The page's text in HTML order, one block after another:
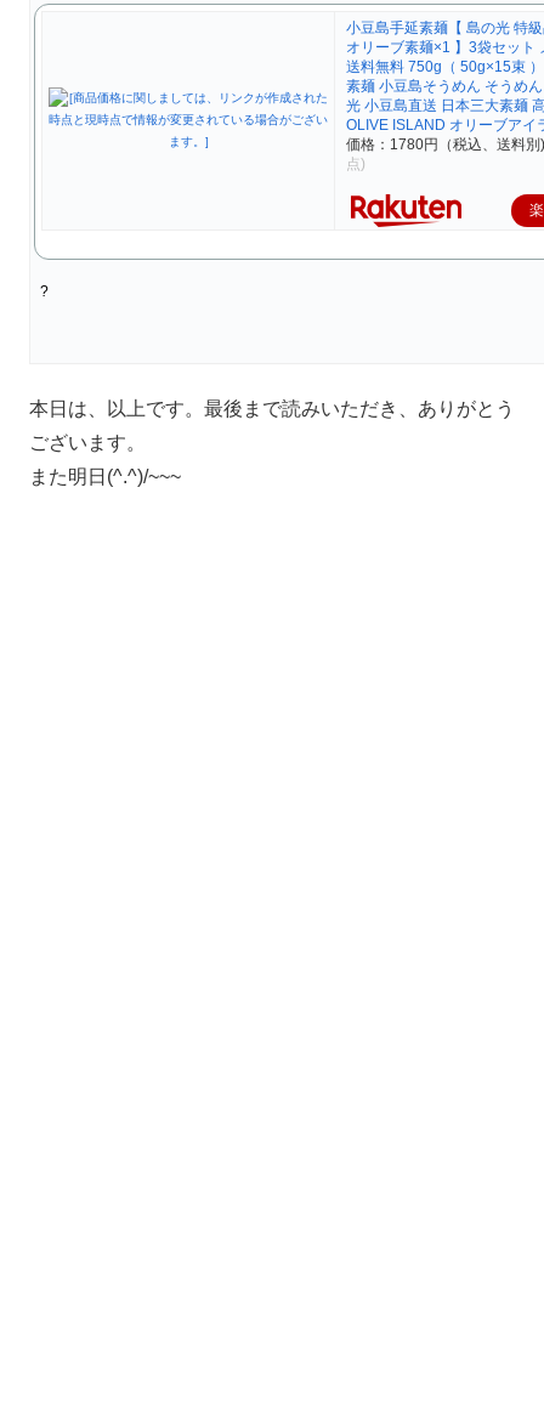
小豆島手延素麺【 島の光 特
オリーブ素麺×1 】3袋セット
送料無料 750g（ 50g×15束
素麺 小豆島そうめん そうめ
光 小豆島直送 日本三大素麺
OLIVE ISLAND オリーブアイ
価格：1780円（税込、送料
点)
?
本日は、以上です。最後まで読みいただき、ありがとう
ございます。
また明日(^.^)/~~~